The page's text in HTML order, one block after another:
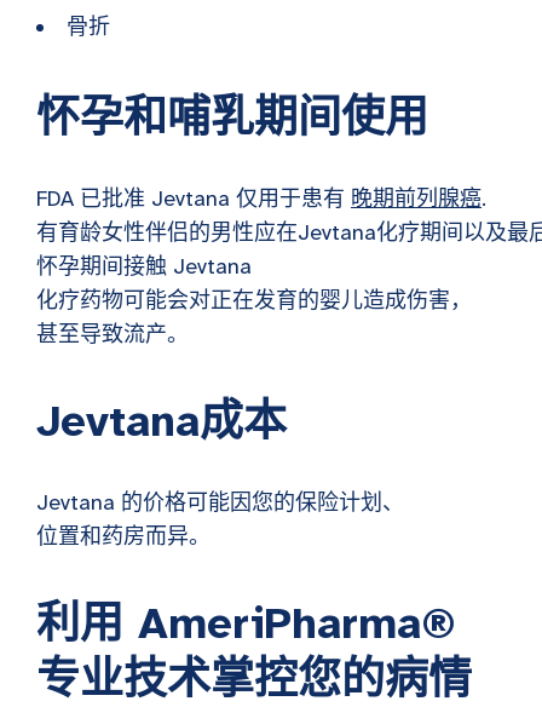
骨折
怀孕和哺乳期间使用
FDA 已批准 Jevtana 仅用于患有 晚期前列腺癌.
有育龄女性伴侣的男性应在Jevtana化疗期间以及
怀孕期间接触 Jevtana
化疗药物可能会对正在发育的婴儿造成伤害，
甚至导致流产。
Jevtana成本
Jevtana 的价格可能因您的保险计划、
位置和药房而异。
利用 AmeriPharma®
专业技术掌控您的病情